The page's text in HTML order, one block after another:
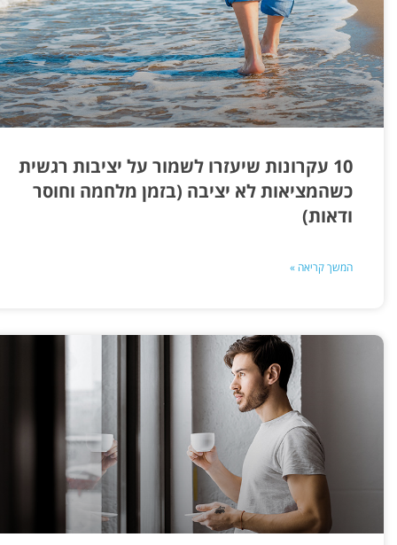
10 עקרונות שיעזרו לשמור על יציבות רגשית
כשהמציאות לא יציבה (בזמן מלחמה וחוסר
ודאות)
המשך קריאה »